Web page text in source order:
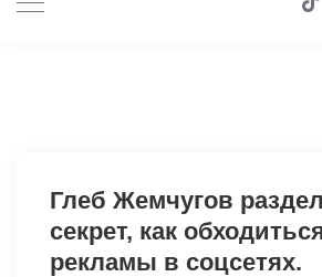
Глеб Жемчугов
секрет, как
рекламы в соцсетях.